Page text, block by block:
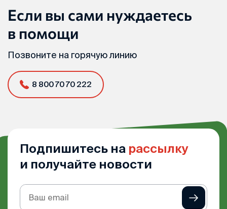
Если вы сами нуждаетесь
в помощи
Позвоните на горячую линию
8 800 70 70 222
Подпишитесь на рассылку
и получайте новости
Подписка
на